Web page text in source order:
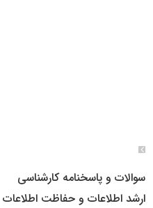
سوالات و پاسخنامه کارشناسی
ارشد اطلاعات و حفاظت اطلاعات